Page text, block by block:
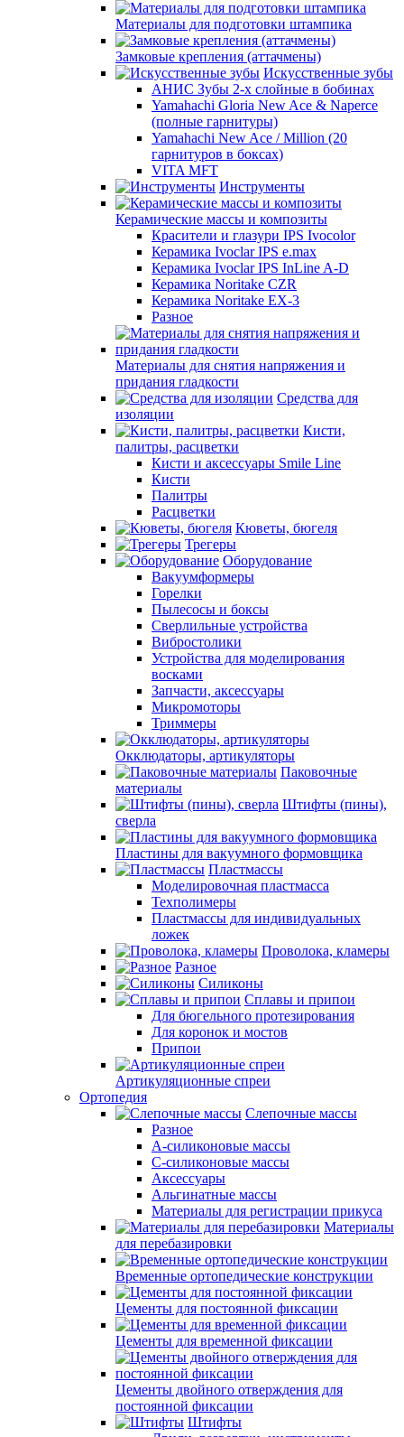
Материалы для подготовки штампика
Замковые крепления (аттачмены)
Искусственные зубы
АНИС Зубы 2-х слойные в бобинах
Yamahachi Gloria New Ace & Naperce
(полные гарнитуры)
Yamahachi New Ace / Million (20
гарнитуров в боксах)
VITA MFT
Инструменты
Керамические массы и композиты
Красители и глазури IPS Ivocolor
Керамика Ivoclar IPS e.max
Керамика Ivoclar IPS InLine A-D
Керамика Noritake CZR
Керамика Noritake EX-3
Разное
Материалы для снятия напряжения и
придания гладкости
Средства для
изоляции
Кисти,
палитры, расцветки
Кисти и аксессуары Smile Line
Кисти
Палитры
Расцветки
Кюветы, бюгеля
Трегеры
Оборудование
Вакуумформеры
Горелки
Пылесосы и боксы
Сверлильные устройства
Вибростолики
Устройства для моделирования
восками
Запчасти, аксессуары
Микромоторы
Триммеры
Окклюдаторы, артикуляторы
Паковочные
материалы
Штифты (пины),
сверла
Пластины для вакуумного формовщика
Пластмассы
Моделировочная пластмасса
Техполимеры
Пластмассы для индивидуальных
ложек
Проволока, кламеры
Разное
Силиконы
Сплавы и припои
Для бюгельного протезирования
Для коронок и мостов
Припои
Артикуляционные спреи
Ортопедия
Слепочные массы
Разное
А-силиконовые массы
С-силиконовые массы
Аксессуары
Альгинатные массы
Материалы для регистрации прикуса
Материалы
для перебазировки
Временные ортопедические конструкции
Цементы для постоянной фиксации
Цементы для временной фиксации
Цементы двойного отверждения для
постоянной фиксации
Штифты